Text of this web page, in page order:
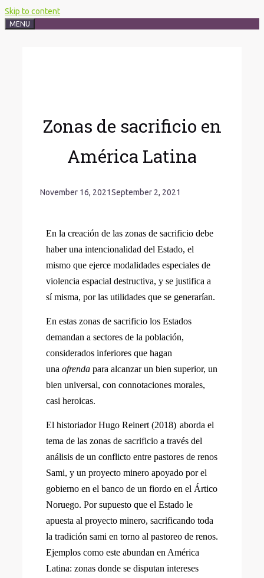
Skip to content
MENU
Zonas de sacrificio en
América Latina
November 16, 2021September 2, 2021
En la creación de las zonas de sacrificio debe
haber una intencionalidad del Estado, el
mismo que ejerce modalidades especiales de
violencia espacial destructiva, y se justifica a
sí misma, por las utilidades que se generarían.
En estas zonas de sacrificio los Estados
demandan a sectores de la población,
considerados inferiores que hagan
una ofrenda para alcanzar un bien superior, un
bien universal, con connotaciones morales,
casi heroicas.
El historiador Hugo Reinert (2018) aborda el
tema de las zonas de sacrificio a través del
análisis de un conflicto entre pastores de renos
Sami, y un proyecto minero apoyado por el
gobierno en el banco de un fiordo en el Ártico
Noruego. Por supuesto que el Estado le
apuesta al proyecto minero, sacrificando toda
la tradición sami en torno al pastoreo de renos.
Ejemplos como este abundan en América
Latina: zonas donde se disputan intereses